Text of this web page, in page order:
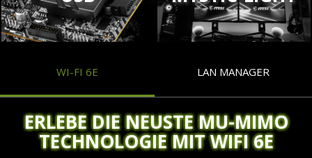
Markt ist.
WI-FI 6E LAN MANAGER
ERLEBE DIE NEUSTE MU-MIMO
TECHNOLOGIE MIT WIFI 6E